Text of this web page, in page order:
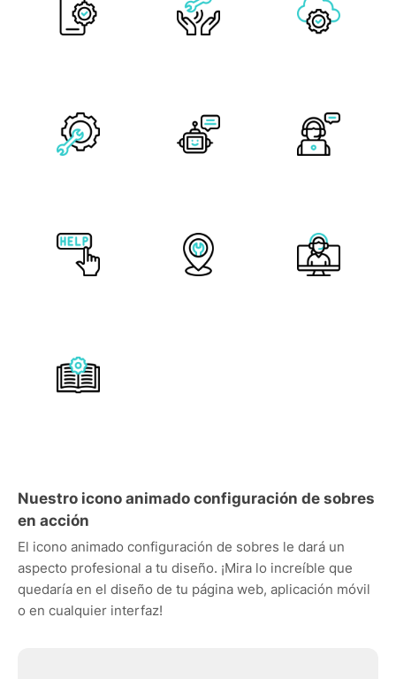
Nuestro icono animado configuración de sobres
en acción
El icono animado configuración de sobres le dará un
aspecto profesional a tu diseño. ¡Mira lo increíble que
quedaría en el diseño de tu página web, aplicación móvil
o en cualquier interfaz!